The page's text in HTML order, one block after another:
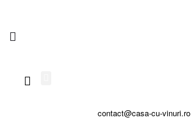
contact@casa-cu-vinuri.ro